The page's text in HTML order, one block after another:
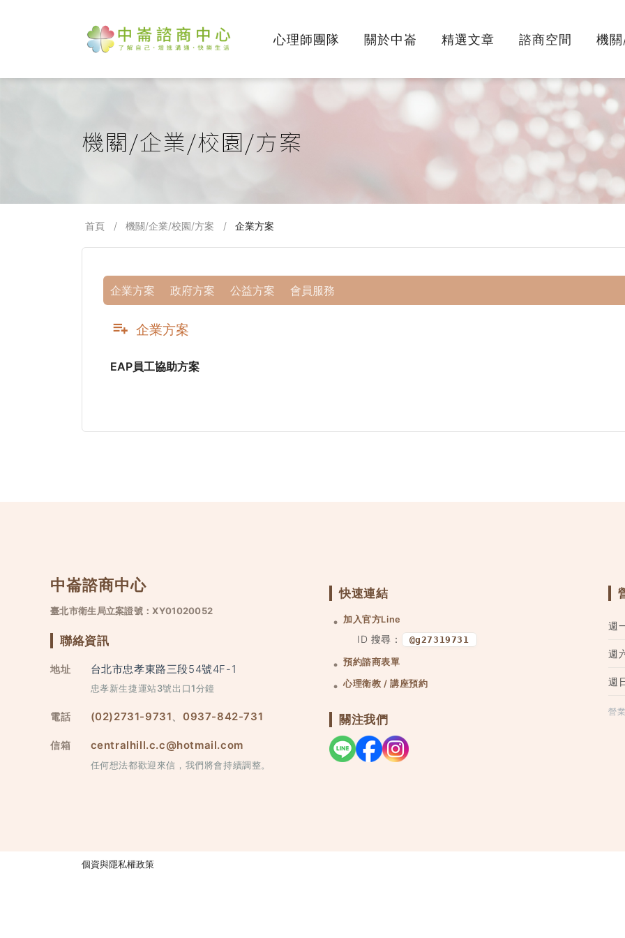
心理師團隊 關於中崙 精選文章 諮商空間 機
機關/企業/校園/方案
首頁 機關/企業/校園/方案 企業方案
企業方案 政府方案 公益方案 會員服務
企業方案
EAP員工協助方案
中崙諮商中心
臺北市衛生局立案證號：XY01020052
聯絡資訊
地址 台北市忠孝東路三段54號4F-1
忠孝新生捷運站3號出口1分鐘
電話 (02)2731-9731、0937-842-731
信箱 centralhill.c.c@hotmail.com
任何想法都歡迎來信，我們將會持續調整。
快速連結
加入官方Line
ID 搜尋： @g27319731
預約諮商表單
心理衛教 / 講座預約
關注我們
週
週
週
營
個資與隱私權政策